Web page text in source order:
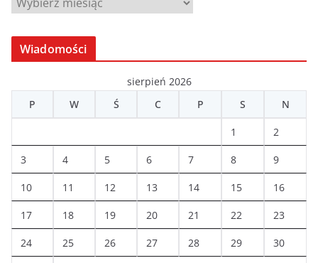
c
w
Wiadomości
sierpień 2026
P
W Ś C P S N
1 2
3 4 5 6 7 8 9
10 11 12 13 14 15 16
17 18 19 20 21 22 23
24 25 26 27 28 29 30